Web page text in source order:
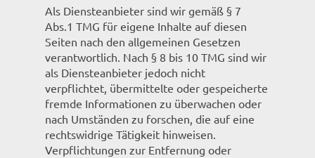
Als Diensteanbieter sind wir gemäß § 7
Abs.1 TMG für eigene Inhalte auf diesen
Seiten nach den allgemeinen Gesetzen
verantwortlich. Nach § 8 bis 10 TMG sind wir
als Diensteanbieter jedoch nicht
verpflichtet, übermittelte oder gespeicherte
fremde Informationen zu überwachen oder
nach Umständen zu forschen, die auf eine
rechtswidrige Tätigkeit hinweisen.
Verpflichtungen zur Entfernung oder